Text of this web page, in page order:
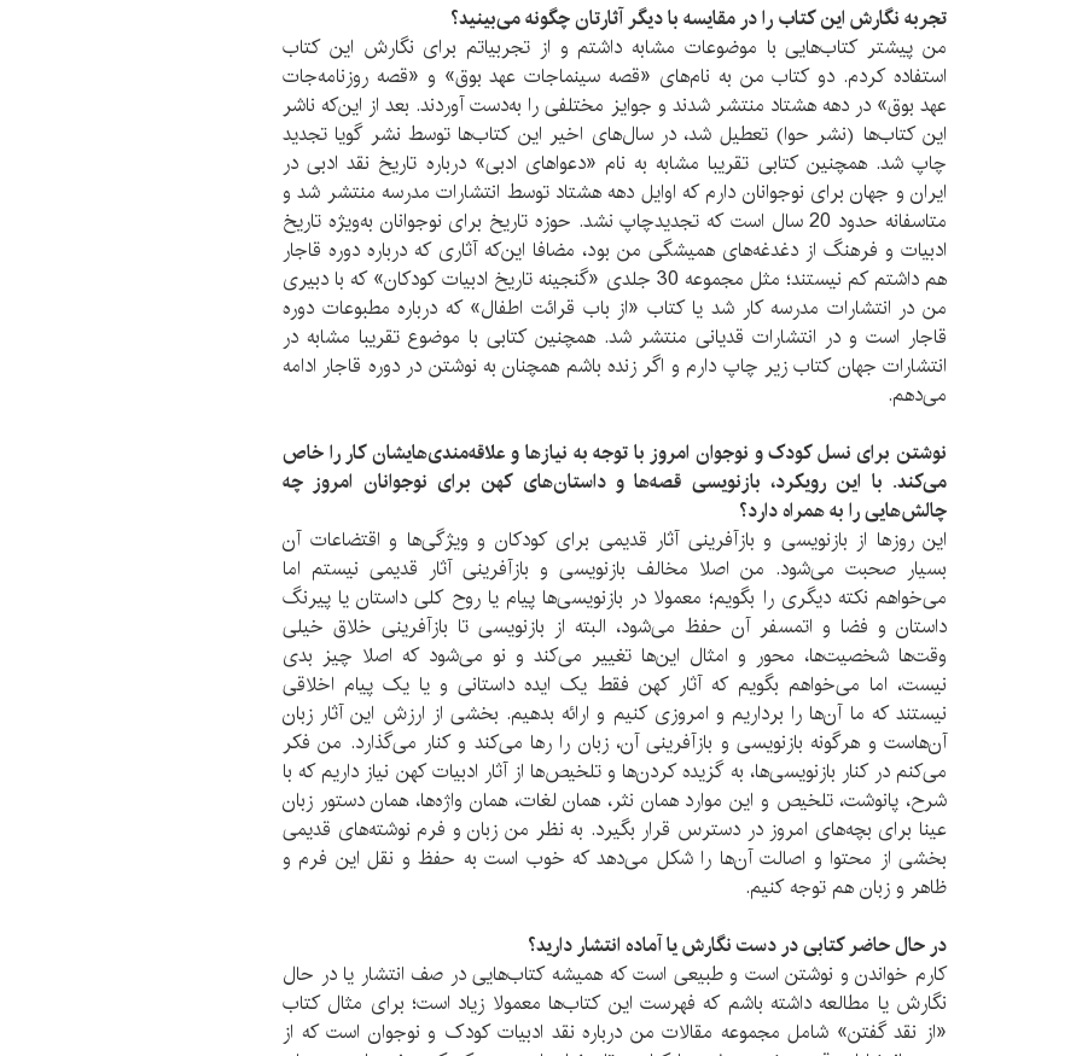
تجربه نگارش این کتاب را در مقایسه با دیگر آثارتان چگونه می‌بینید؟
من پیشتر کتاب‌هایی با موضوعات مشابه داشتم و از تجربیاتم برای نگارش این کتاب
استفاده کردم. دو کتاب من به نام‌های «قصه سینماجات عهد بوق» و «قصه روزنامه‌جات
عهد بوق» در دهه هشتاد منتشر شدند و جوایز مختلفی را به‌دست آوردند. بعد از این‌که ناشر
این کتاب‌ها (نشر حوا) تعطیل شد، در سال‌های اخیر این کتاب‌ها توسط نشر گویا تجدید
چاپ شد. همچنین کتابی تقریبا مشابه به نام «دعواهای ادبی» درباره تاریخ نقد ادبی در
ایران و جهان برای نوجوانان دارم که اوایل دهه هشتاد توسط انتشارات مدرسه منتشر شد و
متاسفانه حدود 20 سال است که تجدیدچاپ نشد. حوزه تاریخ برای نوجوانان به‌ویژه تاریخ
ادبیات و فرهنگ از دغدغه‌های همیشگی من بود، مضافا این‌که آثاری که درباره دوره قاجار
هم داشتم کم نیستند؛ مثل مجموعه 30 جلدی «گنجینه تاریخ ادبیات کودکان» که با دبیری
من در انتشارات مدرسه کار شد یا کتاب «از باب قرائت اطفال» که درباره مطبوعات دوره
قاجار است و در انتشارات قدیانی منتشر شد. همچنین کتابی با موضوع تقریبا مشابه در
انتشارات جهان کتاب زیر چاپ دارم و اگر زنده باشم همچنان به نوشتن در دوره قاجار ادامه
می‌دهم.
نوشتن برای نسل کودک و نوجوان امروز با توجه به نیازها و علاقه‌مندی‌هایشان کار را خاص
می‌کند. با این رویکرد، بازنویسی قصه‌ها و داستان‌های کهن برای نوجوانان امروز چه
چالش‌هایی را به همراه دارد؟
این روزها از بازنویسی و بازآفرینی آثار قدیمی برای کودکان و ویژگی‌ها و اقتضاعات آن
بسیار صحبت می‌شود. من اصلا مخالف بازنویسی و بازآفرینی آثار قدیمی نیستم اما
می‌خواهم نکته دیگری را بگویم؛ معمولا در بازنویسی‌ها پیام یا روح کلی داستان یا پیرنگ
داستان و فضا و اتمسفر آن حفظ می‌شود، البته از بازنویسی تا بازآفرینی خلاق خیلی
وقت‌ها شخصیت‌ها، محور و امثال این‌ها تغییر می‌کند و نو می‌شود که اصلا چیز بدی
نیست، اما می‌خواهم بگویم که آثار کهن فقط یک ایده داستانی و یا یک پیام اخلاقی
نیستند که ما آن‌ها را برداریم و امروزی کنیم و ارائه بدهیم. بخشی از ارزش این آثار زبان
آن‌هاست و هرگونه بازنویسی و بازآفرینی آن، زبان را رها می‌کند و کنار می‌گذارد. من فکر
می‌کنم در کنار بازنویسی‌ها، به گزیده کردن‌ها و تلخیص‌ها از آثار ادبیات کهن نیاز داریم که با
شرح، پانوشت، تلخیص و این موارد همان نثر، همان لغات، همان واژه‌ها، همان دستور زبان
عینا برای بچه‌های امروز در دسترس قرار بگیرد. به نظر من زبان و فرم نوشته‌های قدیمی
بخشی از محتوا و اصالت آن‌ها را شکل می‌دهد که خوب است به حفظ و نقل این فرم و
ظاهر و زبان هم توجه کنیم.
در حال حاضر کتابی در دست نگارش یا آماده انتشار دارید؟
کارم خواندن و نوشتن است و طبیعی است که همیشه کتاب‌هایی در صف انتشار یا در حال
نگارش یا مطالعه داشته باشم که فهرست این کتاب‌ها معمولا زیاد است؛ برای مثال کتاب
«از نقد گفتن» شامل مجموعه مقالات من درباره نقد ادبیات کودک و نوجوان است که از